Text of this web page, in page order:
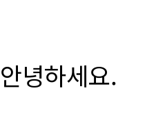
안녕하세요.